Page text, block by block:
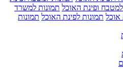
ופינת האוכל תמונות למשרד
אוכל תמונות לפינת האוכל תמונות